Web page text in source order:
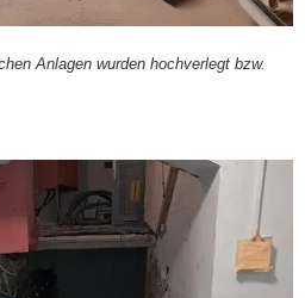
Anla­gen wur­den hoch­ver­legt bzw.